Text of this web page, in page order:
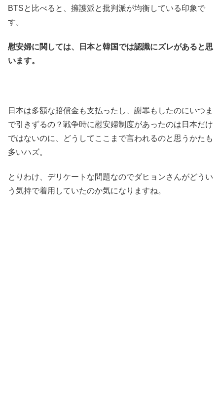
BTSと比べると、擁護派と批判派が均衡している印象で
す。
慰安婦に関しては、日本と韓国では認識にズレがあると思
います。
日本は多額な賠償金も支払ったし、謝罪もしたのにいつま
で引きずるの？戦争時に慰安婦制度があったのは日本だけ
ではないのに、どうしてここまで言われるのと思うかたも
多いハズ。
とりわけ、デリケートな問題なのでダヒョンさんがどうい
う気持で着用していたのか気になりますね。